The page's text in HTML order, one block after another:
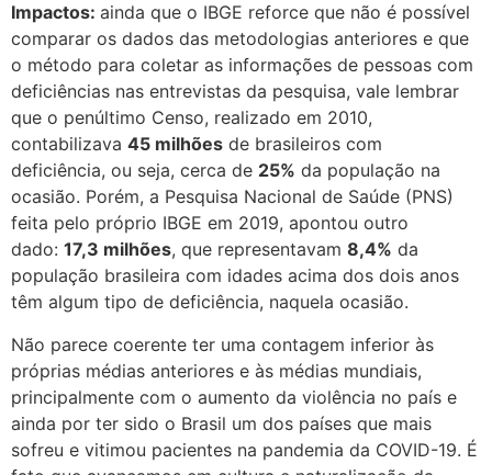
Impactos: ainda que o IBGE reforce que não é possível
comparar os dados das metodologias anteriores e que
o método para coletar as informações de pessoas com
deficiências nas entrevistas da pesquisa, vale lembrar
que o penúltimo Censo, realizado em 2010,
contabilizava 45 milhões de brasileiros com
deficiência, ou seja, cerca de 25% da população na
ocasião. Porém, a Pesquisa Nacional de Saúde (PNS)
feita pelo próprio IBGE em 2019, apontou outro
dado: 17,3 milhões, que representavam 8,4% da
população brasileira com idades acima dos dois anos
têm algum tipo de deficiência, naquela ocasião.
Não parece coerente ter uma contagem inferior às
próprias médias anteriores e às médias mundiais,
principalmente com o aumento da violência no país e
ainda por ter sido o Brasil um dos países que mais
sofreu e vitimou pacientes na pandemia da COVID-19. É